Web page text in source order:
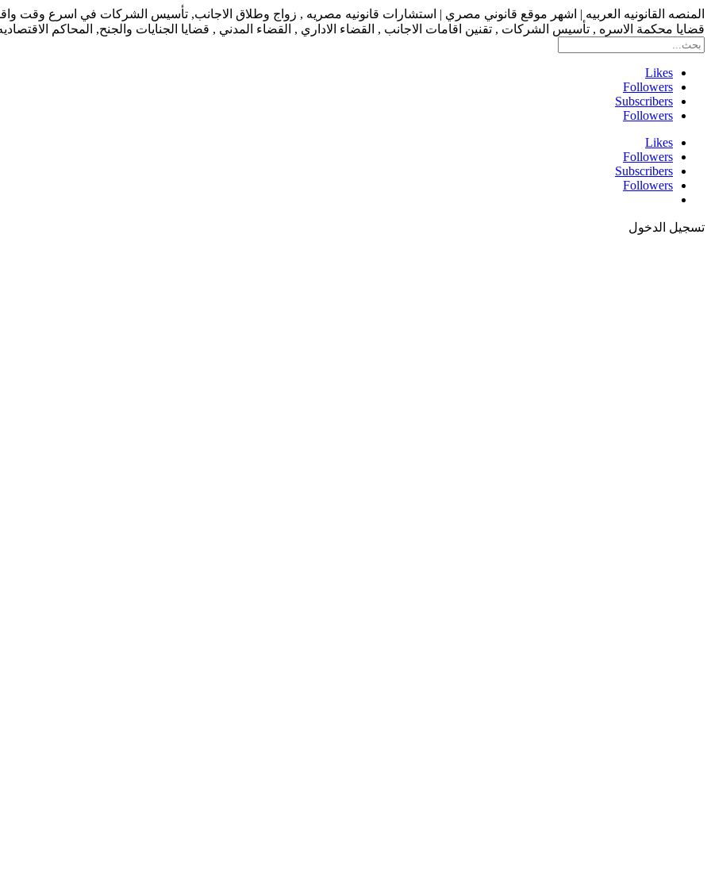
المنصه القانونيه العربيه | اشهر موقع قانوني مصري | استشارات قانونيه مصريه , زواج وطلاق الاجانب, تأسيس الشركات في اسرع وقت
قضايا محكمة الاسره , تأسيس الشركات , تقنين اقامات الاجانب , القضاء الاداري , القضاء المدني , قضايا الجنايات والجنح, المحاكم
Likes
Followers
Subscribers
Followers
Likes
Followers
Subscribers
Followers
تسجيل الدخول